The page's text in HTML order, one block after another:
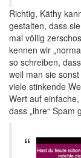
Richtig, Käthy
gestalten, dass
mal völlig
kennen wir
so schreiben,
weil man sie
viele stinkende
Wert auf
dass „ihre“ Spam